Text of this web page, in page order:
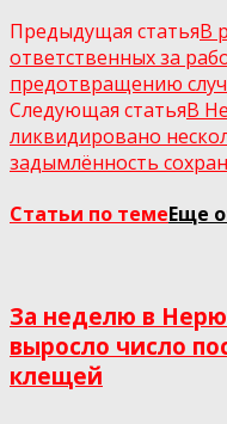
Предыдущая статьяВ
ответственных за
предотвращению
Следующая статьяВ
ликвидировано
задымлённость
Статьи по темеЕще
За неделю в
выросло число
клещей